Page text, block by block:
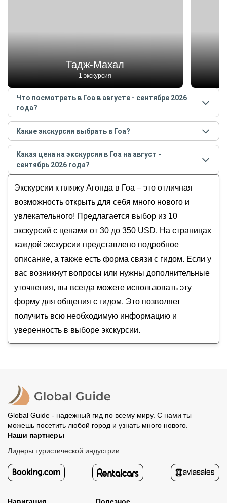
Тадж-Махал
1 экскурсия
Что посмотреть в Гоа в августе - сентябре 2026
года?
Самые популярные местав Гоав августе -
сентябре 2026года:
Тадж-Махал
Водопад Дудхсагар
Плантация специй Sahakari
Церковь Непорочного зачатия Девы Марии в
Панаджи
Кафедральный собор Святой Екатерины
Какие экскурсии выбрать в Гоа?
Самые популярные экскурсиив Гоав августе -
сентябре 2026года:
Из Гоа в Хампи: двухдневная экскурсия
Однодневная индивидуальная поездка из Гоа в
штат Махараштра
Из Гоа — в колоритную Карнатаку
с погружением в традиции индуизма
Весь Гоа за один день: индивидуальная
экскурсия
Райские пляжи Южного Гоа
Какая цена на экскурсии в Гоа на август -
сентябрь 2026 года?
2026года от 30до 350 USD
Экскурсии к пляжу Агонда в Гоа – это отличная
возможность открыть для себя много нового и
увлекательного! Предлагается выбор из 10
экскурсий с ценами от 30 до 350 USD. На страницах
каждой экскурсии представлено подробное
описание, а также есть форма связи с гидом. Если у
вас возникнут вопросы или нужны дополнительные
уточнения, вы всегда можете использовать эту
форму для общения с гидом. Это позволяет
получить всю необходимую информацию и
уверенность в выборе экскурсии.
Global Guide - надежный гид по всему миру. С нами ты
можешь посетить любой город и узнать много нового.
Наши партнеры
Лидеры туристической индустрии